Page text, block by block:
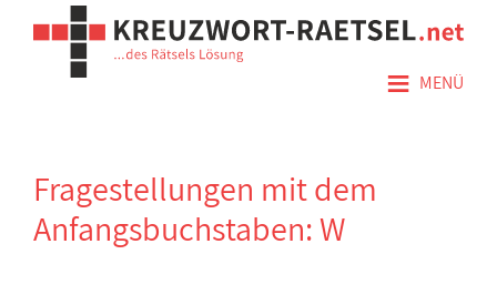
≡ MENÜ
Fragestellungen mit dem
Anfangsbuchstaben: W